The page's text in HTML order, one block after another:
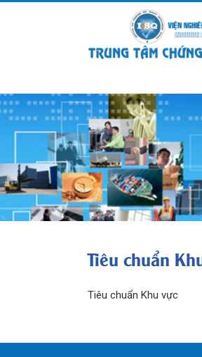
Tiêu chuẩn
Tiêu chuẩn Khu vực